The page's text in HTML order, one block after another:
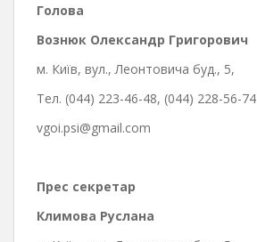
Голова
Вознюк Олександр Григорович
м. Київ, вул., Леонтовича буд., 5,
Тел. (044) 223-46-48, (044) 228-56-74
vgoi.psi@gmail.com
Прес секретар
Климова Руслана